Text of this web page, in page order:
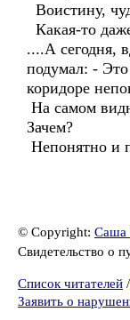
Воистину,
Какая-то
....А сегодня,
подумал: - Это
коридоре
На самом
Зачем?
Непонятно и
© Copyright: Саша
Свидетельство о
Список читателей /
Заявить о